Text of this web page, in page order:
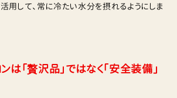
用して、常に冷たい水分を摂れるようにしま
は「贅沢品」ではなく「安全装備」